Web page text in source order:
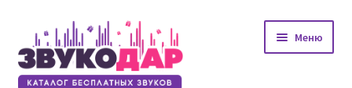
Перейти
к
навигации
Перейти
к
содержимому
Меню